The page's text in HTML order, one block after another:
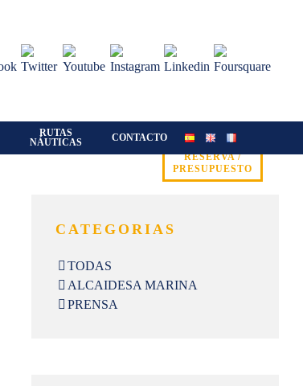
RUTAS
NÁUTICAS
CONTACTO
RESERVA /
PRESUPUESTO
CATEGORIAS
TODAS
ALCAIDESA MARINA
PRENSA